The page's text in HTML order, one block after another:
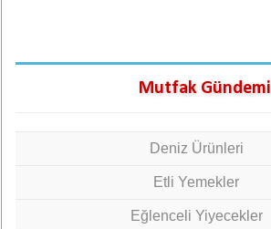
Mutfak Gündemi
Deniz Ürünleri
Etli Yemekler
Eğlenceli Yiyecekler